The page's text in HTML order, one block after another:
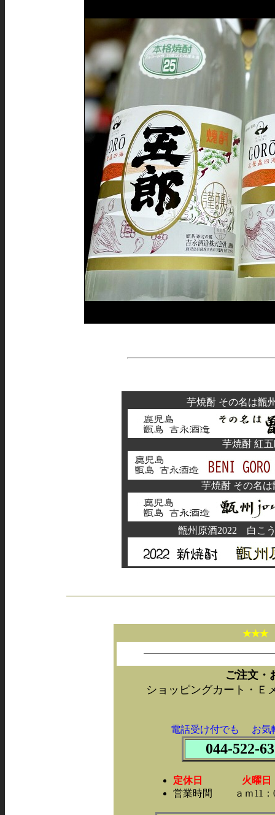
芋焼酎 その名は甑
芋焼酎 紅
芋焼酎 その名
甑州原酒2022 白こ
ご注文・
ショッピングカート・Ｅ
電話受け付でも お気
044-522-
定休日 火曜日
営業時間 ａｍ11：